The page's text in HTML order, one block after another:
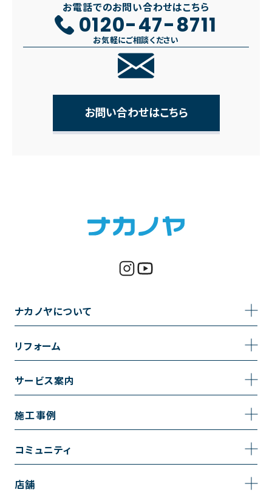
お電話でのお問い合わせはこちら
0120-47-8711
お気軽にご相談ください
お問い合わせはこちら
ナカノヤについて
事業内容
採用情報
リフォーム
トイレのリフォーム
キッチンのリフォーム
リノベーション
サービス案内
サービスの流れ
施工事例
施工事例一覧
コミュニティ
コミュニティ
店舗